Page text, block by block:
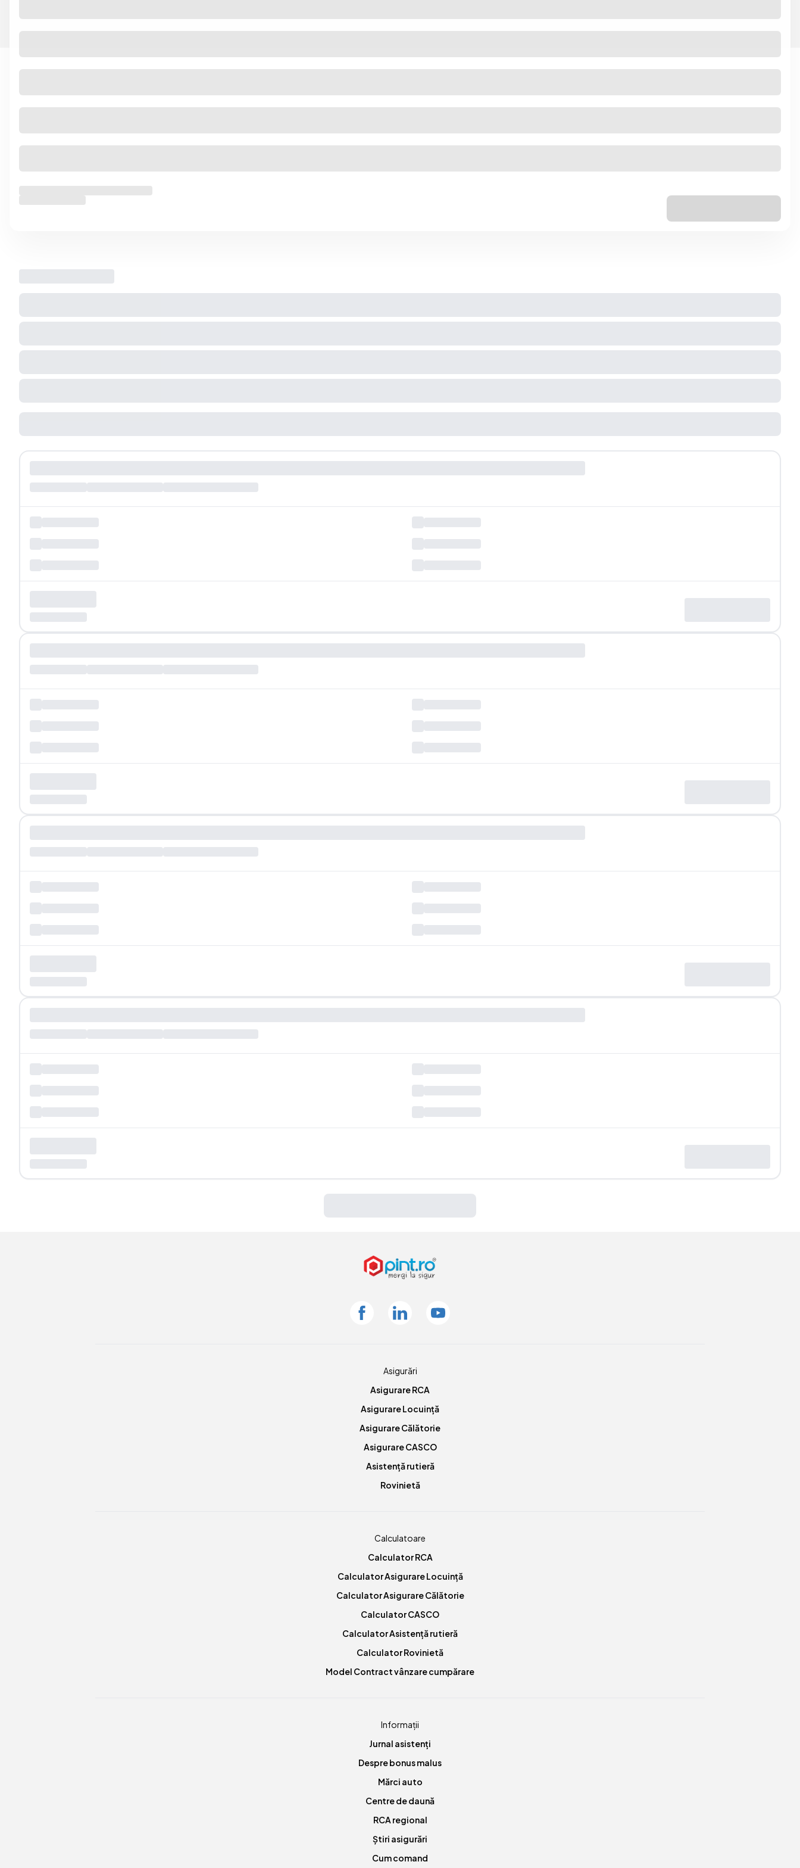
FacebookLinkedin Youtube
Asigurări
Asigurare RCA
Asigurare Locuință
Asigurare Călătorie
Asigurare CASCO
Asistență rutieră
Rovinietă
Calculatoare
Calculator RCA
Calculator Asigurare Locuință
Calculator Asigurare Călătorie
Calculator CASCO
Calculator Asistență rutieră
Calculator Rovinietă
Model Contract vânzare cumpărare
Informații
Jurnal asistenți
Despre bonus malus
Mărci auto
Centre de daună
RCA regional
Știri asigurări
Cum comand